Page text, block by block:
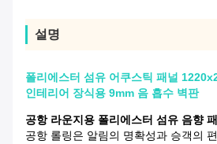
설명
폴리에스터 섬유 어쿠스틱 패널
인테리어 장식용 9mm 음 흡수 벽판
공항 라운지용 폴리에스터 섬유 음향
공항 롤링은 알림의 명확성과 승객의